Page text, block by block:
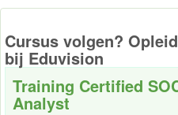
CONTACT
Cursus volgen?
bij Eduvision
Training Certified
Analyst